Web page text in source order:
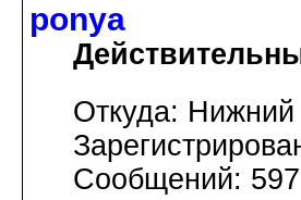
ponya
Откуда: Нижний
Сообщений: 597